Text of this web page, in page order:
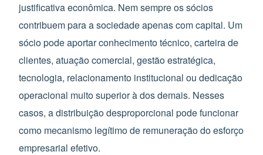
justificativa econômica. Nem sempre os sócios
contribuem para a sociedade apenas com capital. Um
sócio pode aportar conhecimento técnico, carteira de
clientes, atuação comercial, gestão estratégica,
tecnologia, relacionamento institucional ou dedicação
operacional muito superior à dos demais. Nesses
casos, a distribuição desproporcional pode funcionar
como mecanismo legítimo de remuneração do esforço
empresarial efetivo.